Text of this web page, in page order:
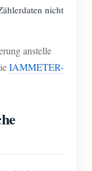
nicht
anstelle
IAMMETER-